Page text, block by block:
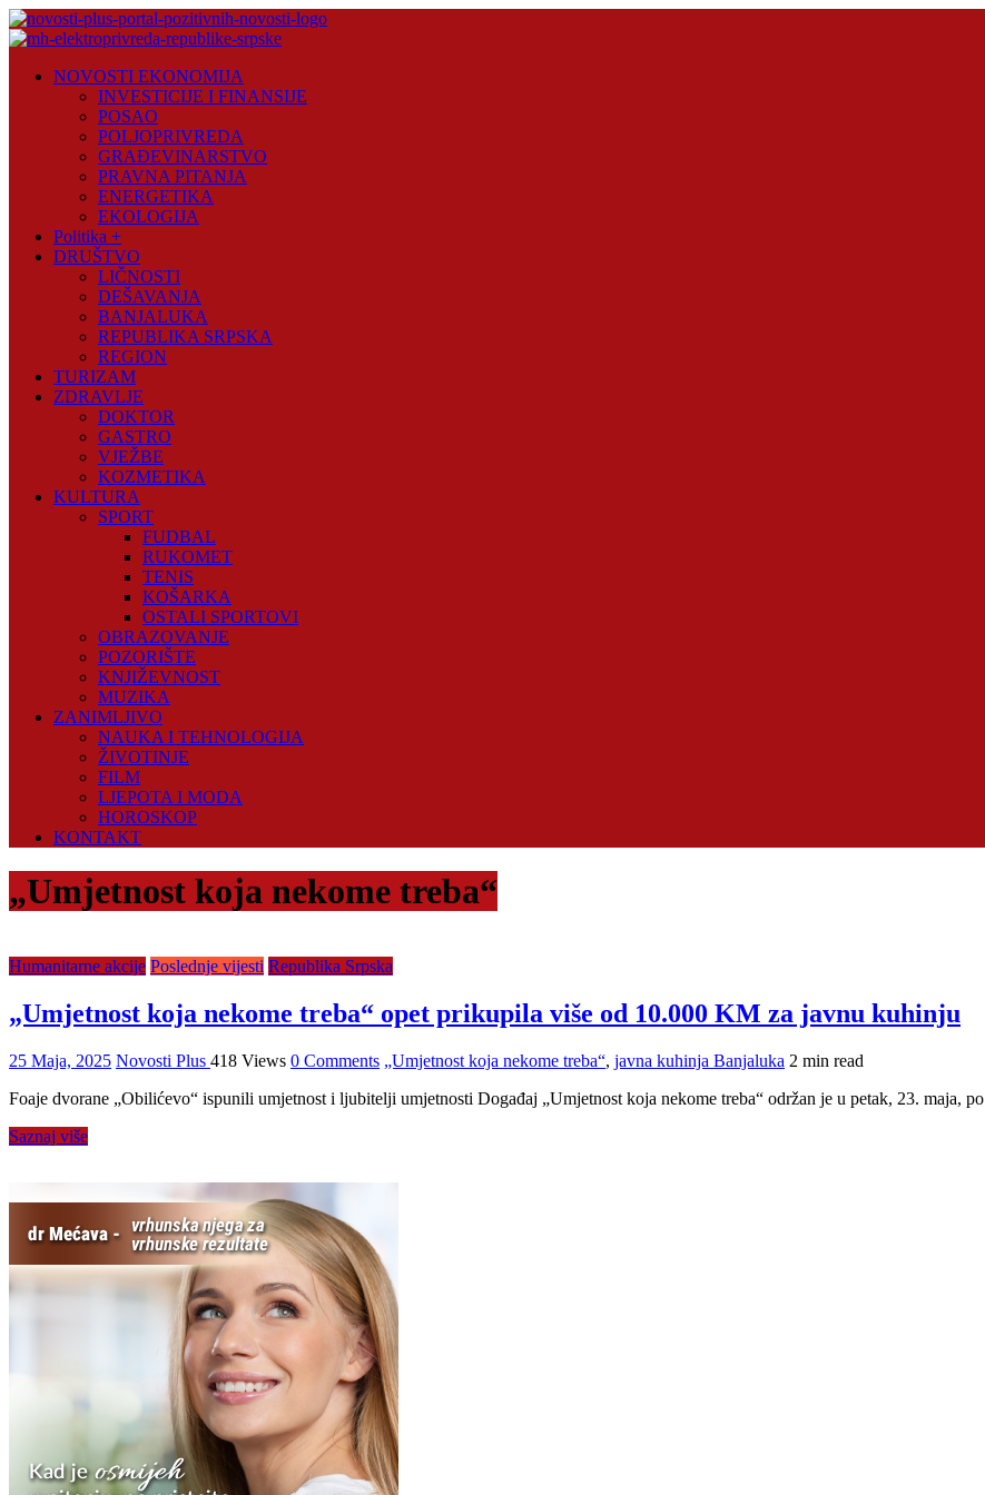
Skip
to
Plus
NOVOSTI EKONOMIJA
INVESTICIJE I FINANSIJE
POSAO
POLJOPRIVREDA
GRAĐEVINARSTVO
PRAVNA PITANJA
ENERGETIKA
EKOLOGIJA
Politika +
DRUŠTVO
LIČNOSTI
DEŠAVANJA
BANJALUKA
REPUBLIKA SRPSKA
REGION
TURIZAM
ZDRAVLJE
DOKTOR
GASTRO
VJEŽBE
KOZMETIKA
KULTURA
SPORT
FUDBAL
RUKOMET
TENIS
KOŠARKA
OSTALI SPORTOVI
OBRAZOVANJE
POZORIŠTE
KNJIŽEVNOST
MUZIKA
ZANIMLJIVO
NAUKA I TEHNOLOGIJA
ŽIVOTINJE
FILM
LJEPOTA I MODA
HOROSKOP
KONTAKT
„Umjetnost koja nekome treba“
Humanitarne akcije Poslednje vijesti Republika Srpska
„Umjetnost koja nekome treba“ opet prikupila više od 10.000 KM za javnu kuhinju
25 Maja, 2025 Novosti Plus 418 Views 0 Comments „Umjetnost koja nekome treba“, javna kuhinja Banjaluka 2 min read
Foaje dvorane „Obilićevo“ ispunili umjetnost i ljubitelji umjetnosti Događaj „Umjetnost koja nekome treba“ održan je u petak, 23. maja, po
Saznaj više